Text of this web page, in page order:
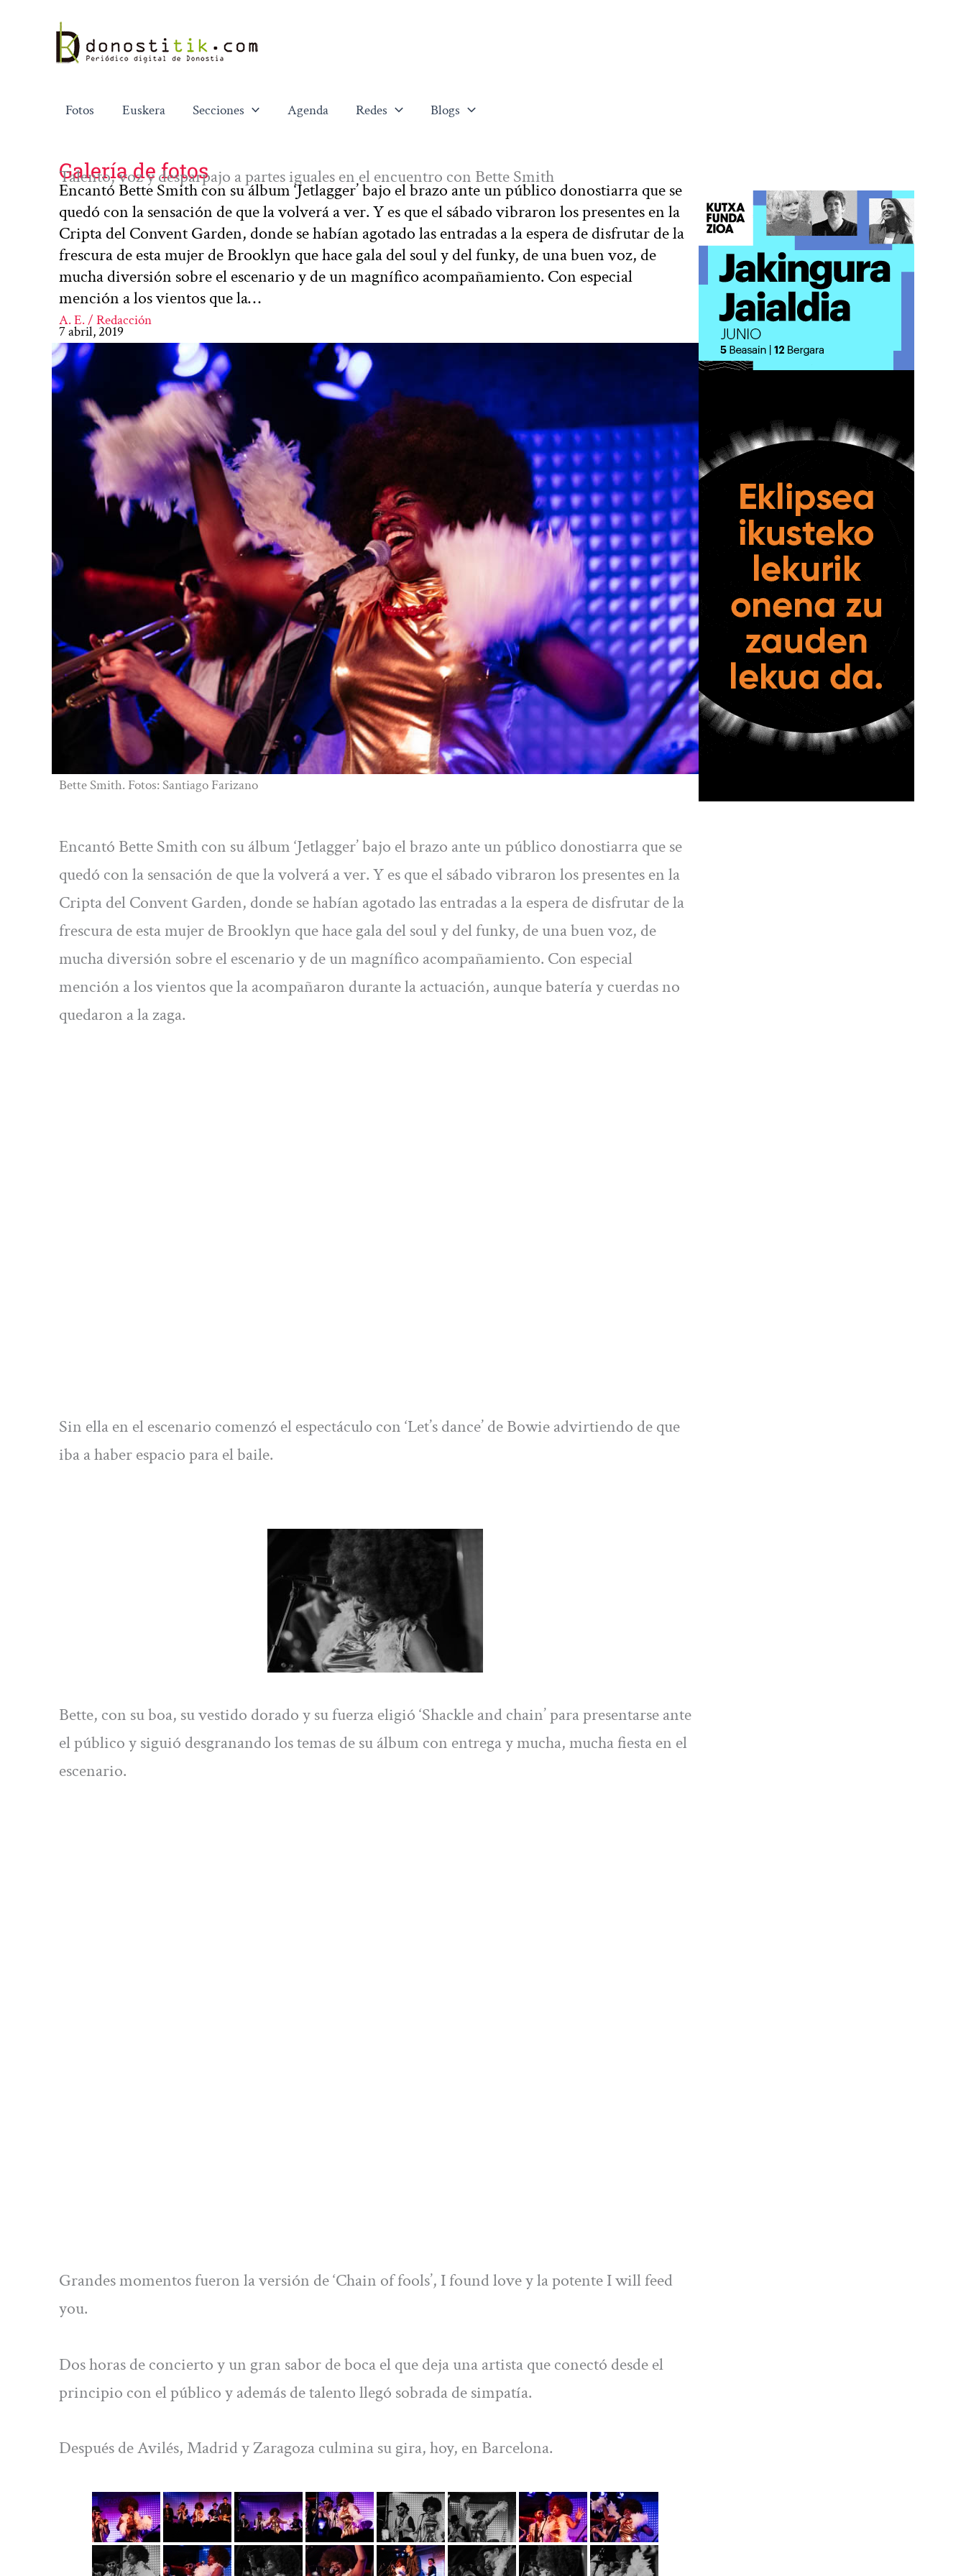
contenido
Fotos Euskera Secciones Agenda Redes Blogs
Galería de fotos
Talento, voz y desparpajo a partes iguales en el encuentro con Bette Smith
Encantó Bette Smith con su álbum ‘Jetlagger’ bajo el brazo ante un público donostiarra que se
quedó con la sensación de que la volverá a ver. Y es que el sábado vibraron los presentes en la
Cripta del Convent Garden, donde se habían agotado las entradas a la espera de disfrutar de la
frescura de esta mujer de Brooklyn que hace gala del soul y del funky, de una buen voz, de
mucha diversión sobre el escenario y de un magnífico acompañamiento. Con especial
mención a los vientos que la…
A. E. / Redacción
7 abril, 2019
Bette Smith. Fotos: Santiago Farizano
Encantó Bette Smith con su álbum ‘Jetlagger’ bajo el brazo ante un público donostiarra que se
quedó con la sensación de que la volverá a ver. Y es que el sábado vibraron los presentes en la
Cripta del Convent Garden, donde se habían agotado las entradas a la espera de disfrutar de la
frescura de esta mujer de Brooklyn que hace gala del soul y del funky, de una buen voz, de
mucha diversión sobre el escenario y de un magnífico acompañamiento. Con especial
mención a los vientos que la acompañaron durante la actuación, aunque batería y cuerdas no
quedaron a la zaga.
Sin ella en el escenario comenzó el espectáculo con ‘Let’s dance’ de Bowie advirtiendo de que
iba a haber espacio para el baile.
Bette, con su boa, su vestido dorado y su fuerza eligió ‘Shackle and chain’ para presentarse ante
el público y siguió desgranando los temas de su álbum con entrega y mucha, mucha fiesta en el
escenario.
Grandes momentos fueron la versión de ‘Chain of fools’, I found love y la potente I will feed
you.
Dos horas de concierto y un gran sabor de boca el que deja una artista que conectó desde el
principio con el público y además de talento llegó sobrada de simpatía.
Después de Avilés, Madrid y Zaragoza culmina su gira, hoy, en Barcelona.